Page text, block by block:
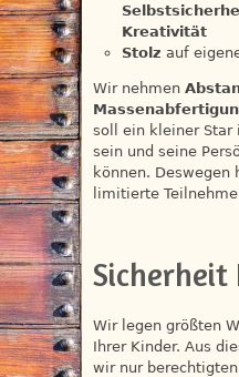
Kreativität
Stolz auf
Wir nehmen
soll ein kleiner Star
sein und seine
können. Deswegen
limitierte
Wir legen größten
Ihrer Kinder. Aus
wir nur